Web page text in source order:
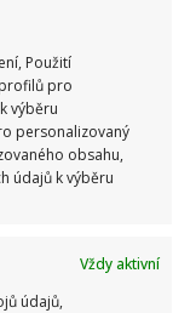
Použití
pro
výběru
personalizovaný
obsahu,
údajů k výběru
Vždy aktivní
údajů,